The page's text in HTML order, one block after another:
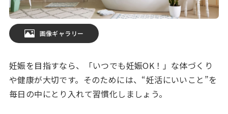
画像ギャラリー
妊娠を目指すなら、「いつでも妊娠OK！」な体づくり
や健康が大切です。そのためには、“妊活にいいこと”を
毎日の中にとり入れて習慣化しましょう。